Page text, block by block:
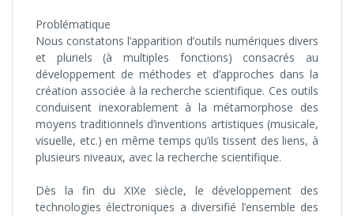
Problématique
Nous constatons l’apparition d’outils numériques divers
et pluriels (à multiples fonctions) consacrés au
développement de méthodes et d’approches dans la
création associée à la recherche scientifique. Ces outils
conduisent inexorablement à la métamorphose des
moyens traditionnels d’inventions artistiques (musicale,
visuelle, etc.) en même temps qu’ils tissent des liens, à
plusieurs niveaux, avec la recherche scientifique.
Dès la fin du XIXe siècle, le développement des
technologies électroniques a diversifié l’ensemble des